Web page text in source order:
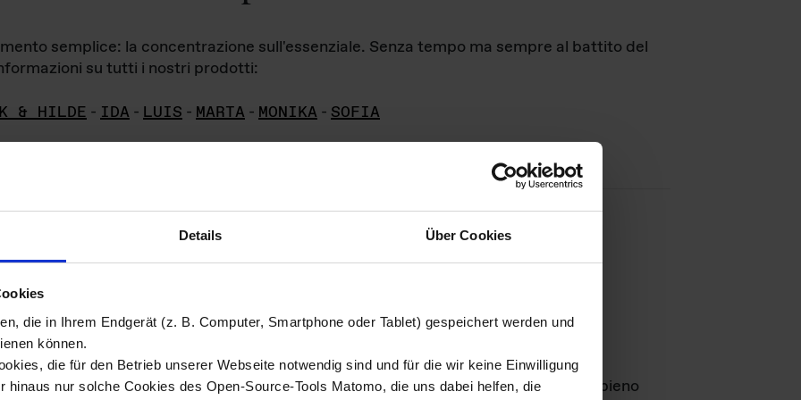
Details Über Cookies
die in Ihrem Endgerät (z. B. Computer, Smartphone oder Tablet) gespeichert werden und
können.
die für den Betrieb unserer Webseite notwendig sind und für die wir keine Einwilligung
hinaus nur solche Cookies des Open-Source-Tools Matomo, die uns dabei helfen, die
semplice: la concentrazione sull'essenziale. Senza tempo ma sempre al battito del
su tutti i nostri prodotti:
& HILDE - IDA - LUIS - MARTA - MONIKA - SOFIA
di immagini
materiale fotografico sono detenuti daDas ganze LebenGmbH e rimangono in pieno